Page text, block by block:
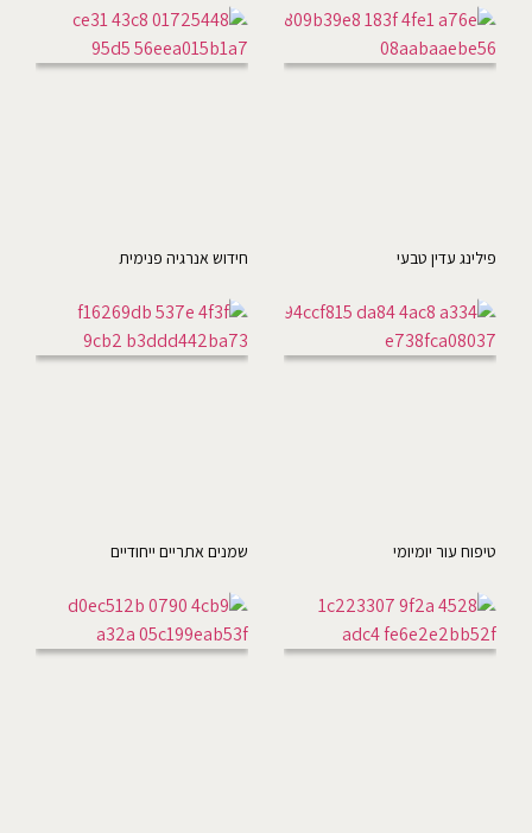
פילינג עדין טבעי חידוש אנרגיה פנימית
טיפוח עור יומיומי שמנים אתריים ייחודיים